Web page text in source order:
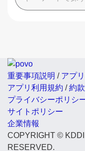
重要事項説明 / アプ
アプリ利用規約 /約款
プライバシーポリシ
サイトポリシー
企業情報
COPYRIGHT ©
RESERVED.